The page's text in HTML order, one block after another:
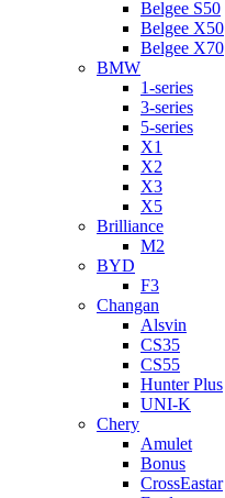
Belgee S50
Belgee X50
Belgee X70
BMW
1-series
3-series
5-series
X1
X2
X3
X5
Brilliance
M2
BYD
F3
Changan
Alsvin
CS35
CS55
Hunter Plus
UNI-K
Chery
Amulet
Bonus
CrossEastar